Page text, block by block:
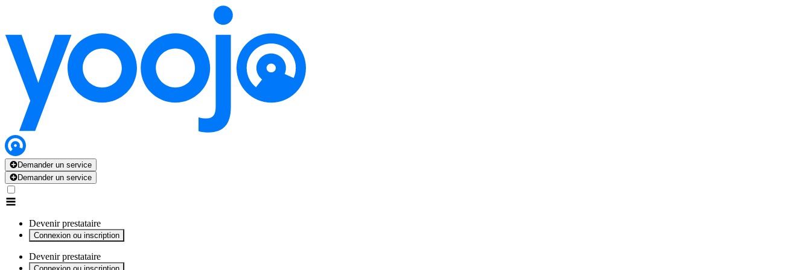
Demander un service
Demander un service
Devenir prestataire
Connexion ou inscription
Devenir prestataire